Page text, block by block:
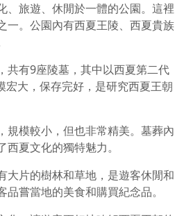
、旅遊、休閒於一體的公園。這裡
一。公園內有西夏王陵、西夏貴族
共有9座陵墓，其中以西夏第二代
大，保存完好，是研究西夏王朝
規模較小，但也非常精美。墓葬內
夏文化的獨特魅力。
大片的樹林和草地，是遊客休閒和
嘗當地的美食和購買紀念品。